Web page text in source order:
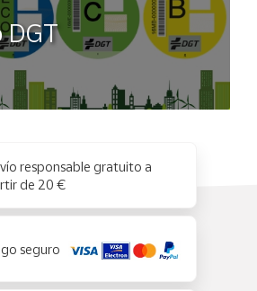
responsable gratuito a
de 20 €
seguro